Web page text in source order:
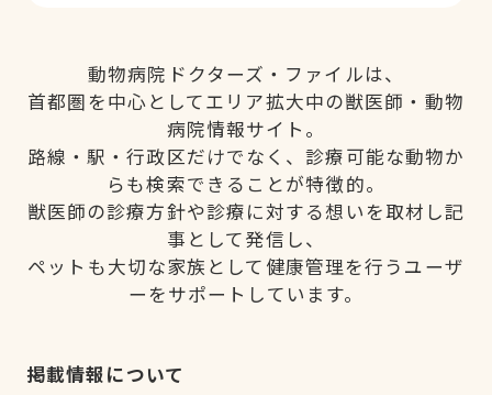
動物病院ドクターズ・ファイルは、
首都圏を中心としてエリア拡大中の獣医師・動物
病院情報サイト。
路線・駅・行政区だけでなく、診療可能な動物か
らも検索できることが特徴的。
獣医師の診療方針や診療に対する想いを取材し記
事として発信し、
ペットも大切な家族として健康管理を行うユーザ
ーをサポートしています。
掲載情報について